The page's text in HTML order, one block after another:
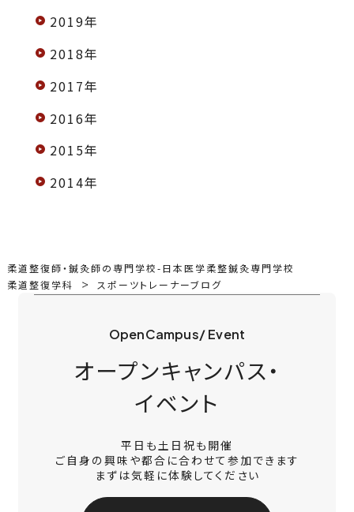
2019年
2018年
2017年
2016年
2015年
2014年
柔道整復師・鍼灸師の専門学校-日本医学柔整鍼灸専門学校
柔道整復学科
スポーツトレーナーブログ
OpenCampus/ Event
オープンキャンパス・
イベント
平日も土日祝も開催
ご自身の興味や都合に合わせて参加できます
まずは気軽に体験してください